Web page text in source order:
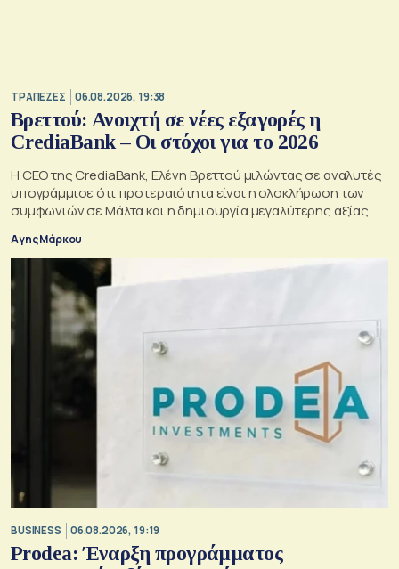
ΤΡΑΠΕΖΕΣ 06.08.2026, 19:38
Βρεττού: Ανοιχτή σε νέες εξαγορές η
CrediaBank – Οι στόχοι για το 2026
Η CEO της CrediaBank, Ελένη Βρεττού μιλώντας σε αναλυτές
υπογράμμισε ότι προτεραιότητα είναι η ολοκλήρωση των
συμφωνιών σε Μάλτα και η δημιουργία μεγαλύτερης αξίας
για τους μετόχους
Αγης Μάρκου
BUSINESS 06.08.2026, 19:19
Prodea: Έναρξη προγράμματος